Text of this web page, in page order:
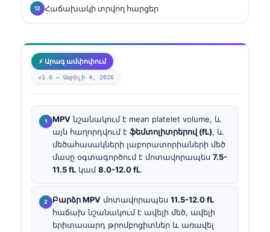
Հաճախակի տրվող հարցեր
⚡ Արագ ամփոփում
v1.0 — Ապրիլի 4, 2026
MPVնշանակում է mean platelet volume, և
այն հաղորդվում է ֆեմտոլիտրերով (fL), և
մեծահասակների լաբորատորիաների մեծ
մասը օգտագործում է մոտավորապես 7.5-
11.5 fL կամ8.0-12.0 fL.
Բարձր MPV մոտավորապես 11.5-12.0 fL
հաճախ նշանակում է ավելի մեծ, ավելի
երիտասարդ թրոմբոցիտներ և առավել